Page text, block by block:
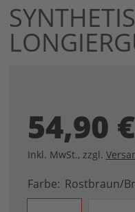
54,90 €
Inkl. MwSt., zzgl.
Farbe Rostbraun/